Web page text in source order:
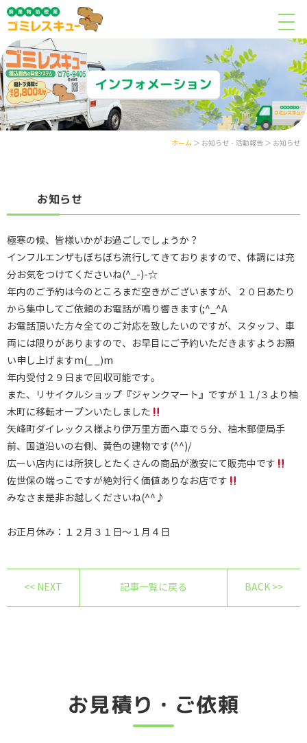
ホーム ＞ お知らせ・活動報告 ＞ お知らせ
お知らせ
極寒の候、皆様いかがお過ごしでしょうか？
インフルエンザもぼちぼち流行してきておりますので、体調には充
分お気をつけてくださいね(^_-)-☆
年内のご予約は今のところまだ空きがございますが、２０日あたり
から集中してご依頼のお電話が鳴り響きます(;^_^A
お電話頂いた方々全てのご対応を致したいのですが、スタッフ、車
両には限りがありますので、お早目にご予約いただきますようお願
い申し上げますm(_ _)m
年内受付２９日まで回収可能です。
また、リサイクルショップ『ジャンクマート』ですが１１/３より柚
木町に移転オープンいたしました
矢峰町ダイレックス様より伊万里方面へ車で５分、柚木郵便局手
前、国道沿いの右側、黄色の建物です(^^)/
広ーい店内には所狭しとたくさんの商品が激安にて販売中です
佐世保の端っこですが絶対行く価値ありなお店です
みなさま是非お越しくださいね(^^♪
お正月休み：１２月３１日～１月４日
<< NEXT 記事一覧に戻る BACK >>
お見積り・ご依頼